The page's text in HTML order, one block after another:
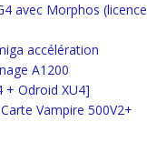
avec Morphos (licence
accélération
A1200
+ Odroid XU4]
Vampire 500V2+